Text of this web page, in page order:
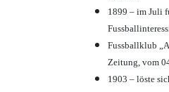
1899 – im Juli
Fussballklub
Zeitung, vom
1903 – löste